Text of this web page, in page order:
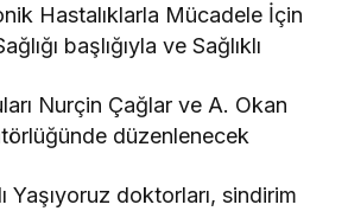
Hastalıklarla Mücadele İçin
başlığıyla ve Sağlıklı
Nurçin Çağlar ve A. Okan
düzenlenecek
Yaşıyoruz doktorları, sindirim